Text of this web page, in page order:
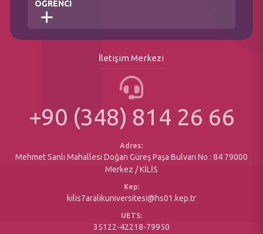
Koordinatörlükler
Hukuk Müşavirliği
Daire Başkanlıkları
Özel Kalem Müdürlüğü
Kurumsal İletişim Koordinatörlüğü
Üniversite Plan Program ve Raporlar
Matbu Formlar
Yazı İşleri Müdürlüğü
ÖĞRENCİ
Öğrenci İşleri Daire Başkanlığı
Bologna(Ders Bilgi Sistemi)
Sosyal Duyarlılık Projeleri
İletişim Merkezi
+90 (348) 814 26 66
Adres:
Mehmet Sanlı Mahallesi Doğan Güreş Paşa Bulvarı No : 84 79000
Merkez / KİLİS
Kep:
kilis7aralikuniversitesi@hs01.kep.tr
UETS:
35122-42218-79950